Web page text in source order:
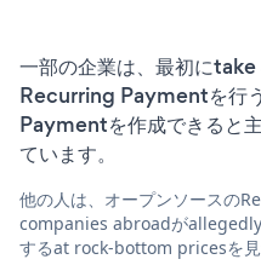
一部の企業は、最初に
Recurring Paymentを行
Paymentを作成できると
ています。
他の人は、オープンソースの
companies abroadが
するat rock-bottom pricesを見